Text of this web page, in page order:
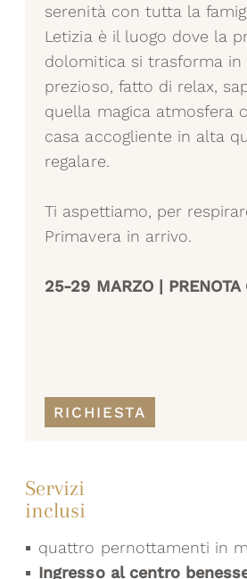
serenità con tutta la
Letizia è il luogo dove la
dolomitica si trasforma
prezioso, fatto di relax,
quella magica atmosfera
casa accogliente in alta
regalare.
Ti aspettiamo, per
Primavera in arrivo.
25-29 MARZO | PRENOTA
RICHIESTA
Servizi
inclusi
quattro pernottamenti in
Ingresso al centro